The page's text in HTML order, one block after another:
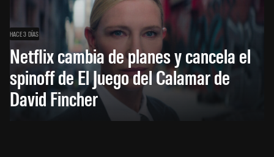
HACE 3 DÍAS
Netflix cambia de planes y cancela el
spinoff de El Juego del Calamar de
David Fincher